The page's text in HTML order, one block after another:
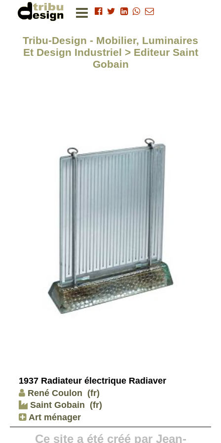
Tribu-Design - Mobilier, Luminaires
Et Design Industriel > Editeur Saint
Gobain
1937 Radiateur électrique Radiaver
René Coulon (fr)
Saint Gobain (fr)
Art ménager
Ce site a été créé par Jean-